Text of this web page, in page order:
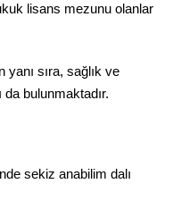
lisans mezunu olanlar
sıra, sağlık ve
bulunmaktadır.
sekiz anabilim dalı